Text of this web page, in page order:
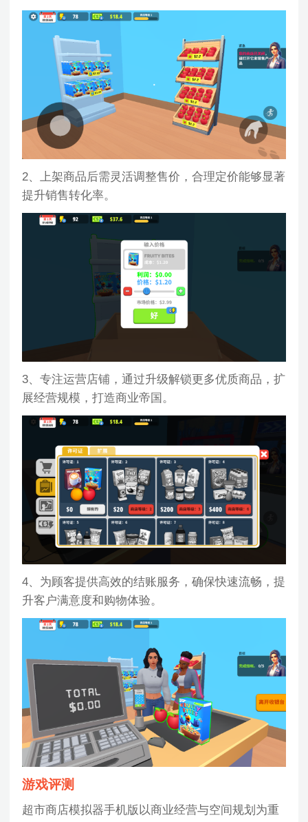
2、上架商品后需灵活调整售价，合理定价能够显著
提升销售转化率。
3、专注运营店铺，通过升级解锁更多优质商品，扩
展经营规模，打造商业帝国。
4、为顾客提供高效的结账服务，确保快速流畅，提
升客户满意度和购物体验。
游戏评测
超市商店模拟器手机版以商业经营与空间规划为重